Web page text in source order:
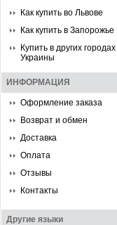
Как купить во Львове
Как купить в Запорожье
Купить в других городах
Украины
ИНФОРМАЦИЯ
Оформление заказа
Возврат и обмен
Доставка
Оплата
Отзывы
Контакты
Другие языки